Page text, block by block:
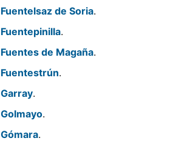
Fuentelsaz de Soria.
Fuentepinilla.
Fuentes de Magaña.
Fuentestrún.
Garray.
Golmayo.
Gómara.